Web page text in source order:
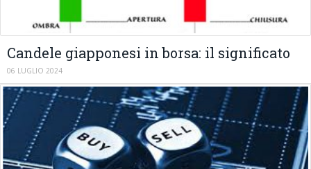
Candele giapponesi in borsa: il significato
06 LUGLIO 2024